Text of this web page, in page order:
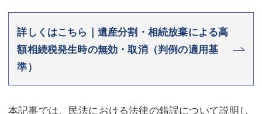
詳しくはこちら｜遺産分割・相続放棄による高
額相続税発生時の無効・取消（判例の適用基
準）
本記事では、民法における法律の錯誤について説明し